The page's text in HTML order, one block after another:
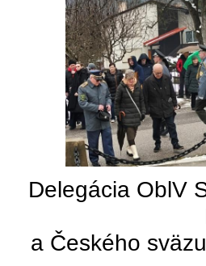
Delegácia OblV
a Českého